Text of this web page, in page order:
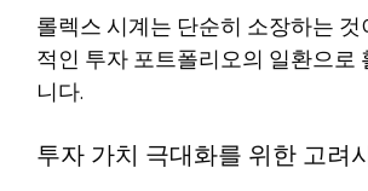
롤렉스 시계는 단순히 소장하는 것
적인 투자 포트폴리오의 일환으로
니다.
투자 가치 극대화를 위한 고려